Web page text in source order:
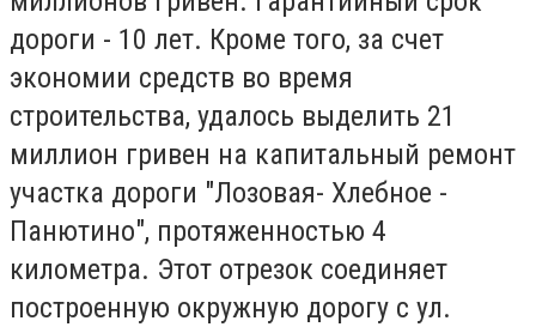
дороги - 10 лет. Кроме того, за счет
экономии средств во время
строительства, удалось выделить 21
миллион гривен на капитальный ремонт
участка дороги "Лозовая- Хлебное -
Панютино", протяженностью 4
километра. Этот отрезок соединяет
построенную окружную дорогу с ул.